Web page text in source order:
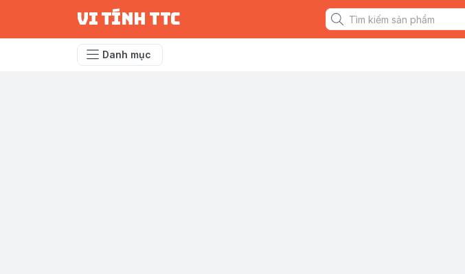
vi tính ttc
Danh mục